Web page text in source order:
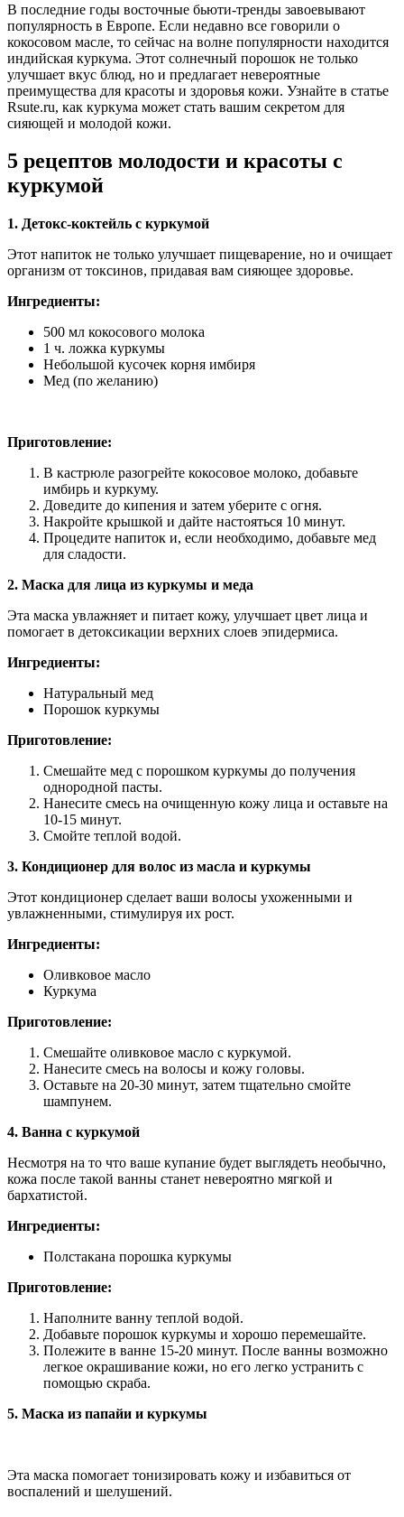
В последние годы восточные бьюти-тренды завоевывают
популярность в Европе. Если недавно все говорили о
кокосовом масле, то сейчас на волне популярности находится
индийская куркума. Этот солнечный порошок не только
улучшает вкус блюд, но и предлагает невероятные
преимущества для красоты и здоровья кожи. Узнайте в статье
Rsute.ru, как куркума может стать вашим секретом для
сияющей и молодой кожи.
5 рецептов молодости и красоты с
куркумой
1. Детокс-коктейль с куркумой
Этот напиток не только улучшает пищеварение, но и очищает
организм от токсинов, придавая вам сияющее здоровье.
Ингредиенты:
500 мл кокосового молока
1 ч. ложка куркумы
Небольшой кусочек корня имбиря
Мед (по желанию)
Приготовление:
В кастрюле разогрейте кокосовое молоко, добавьте
имбирь и куркуму.
Доведите до кипения и затем уберите с огня.
Накройте крышкой и дайте настояться 10 минут.
Процедите напиток и, если необходимо, добавьте мед
для сладости.
2. Маска для лица из куркумы и меда
Эта маска увлажняет и питает кожу, улучшает цвет лица и
помогает в детоксикации верхних слоев эпидермиса.
Ингредиенты:
Натуральный мед
Порошок куркумы
Приготовление:
Смешайте мед с порошком куркумы до получения
однородной пасты.
Нанесите смесь на очищенную кожу лица и оставьте на
10-15 минут.
Смойте теплой водой.
3. Кондиционер для волос из масла и куркумы
Этот кондиционер сделает ваши волосы ухоженными и
увлажненными, стимулируя их рост.
Ингредиенты:
Оливковое масло
Куркума
Приготовление:
Смешайте оливковое масло с куркумой.
Нанесите смесь на волосы и кожу головы.
Оставьте на 20-30 минут, затем тщательно смойте
шампунем.
4. Ванна с куркумой
Несмотря на то что ваше купание будет выглядеть необычно,
кожа после такой ванны станет невероятно мягкой и
бархатистой.
Ингредиенты:
Полстакана порошка куркумы
Приготовление:
Наполните ванну теплой водой.
Добавьте порошок куркумы и хорошо перемешайте.
Полежите в ванне 15-20 минут. После ванны возможно
легкое окрашивание кожи, но его легко устранить с
помощью скраба.
5. Маска из папайи и куркумы
Эта маска помогает тонизировать кожу и избавиться от
воспалений и шелушений.